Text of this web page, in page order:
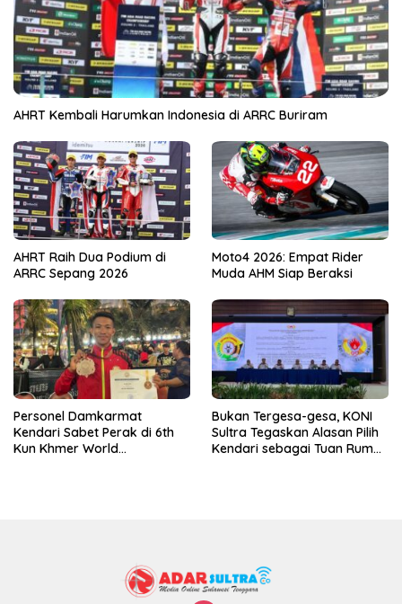
AHRT Kembali Harumkan Indonesia di ARRC Buriram
AHRT Raih Dua Podium di
ARRC Sepang 2026
Moto4 2026: Empat Rider
Muda AHM Siap Beraksi
Personel Damkarmat
Kendari Sabet Perak di 6th
Kun Khmer World
Bukan Tergesa-gesa, KONI
Sultra Tegaskan Alasan Pilih
Kendari sebagai Tuan Rumah